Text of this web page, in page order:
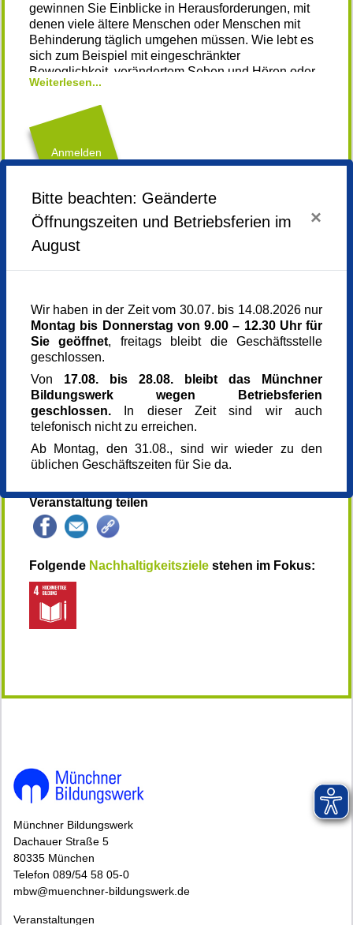
gewinnen Sie Einblicke in Herausforderungen, mit
denen viele ältere Menschen oder Menschen mit
Behinderung täglich umgehen müssen. Wie lebt es
sich zum Beispiel mit eingeschränkter
Beweglichkeit, verändertem Sehen und Hören oder
reduzierter Feinmotorik?
Erleben Sie einen Perspektivwechsel, der
Verständnis weckt und zum Nachdenken anregt.
Gemeinsam überlegen wir, was unsere Erkenntnisse
unterstützen können.
Die Exkursion wird gefördert von der Willi Gross
Stiftung für Bildungsförderung und Demenz-
Weiterlesen...
Anmelden
Donnerstag,22.10.2026,16.00 - 18.15 Uhr
Veranstaltungsort
Kursgebühr
20 €
Kursgebühr für Ehrenamtliche
16 €
Referent_in
Isabella Berr
Referent_in
Sandra Moll
16.10.2026
Kursnummer
Veranstaltung teilen
Folgende Nachhaltigkeitsziele stehen im Fokus:
Münchner Bildungswerk
Dachauer Straße 5
80335 München
Telefon 089/54 58 05-0
mbw@muenchner-bildungswerk.de
Veranstaltungen
Bitte beachten: Geänderte
Öffnungszeiten und Betriebsferien im
August
×
Wir haben in der Zeit vom 30.07. bis 14.08.2026 nur
Montag bis Donnerstag von 9.00 – 12.30 Uhr für
Sie geöffnet, freitags bleibt die Geschäftsstelle
geschlossen.
Von 17.08. bis 28.08. bleibt das Münchner
Bildungswerk wegen Betriebsferien
geschlossen. In dieser Zeit sind wir auch
telefonisch nicht zu erreichen.
Ab Montag, den 31.08., sind wir wieder zu den
üblichen Geschäftszeiten für Sie da.